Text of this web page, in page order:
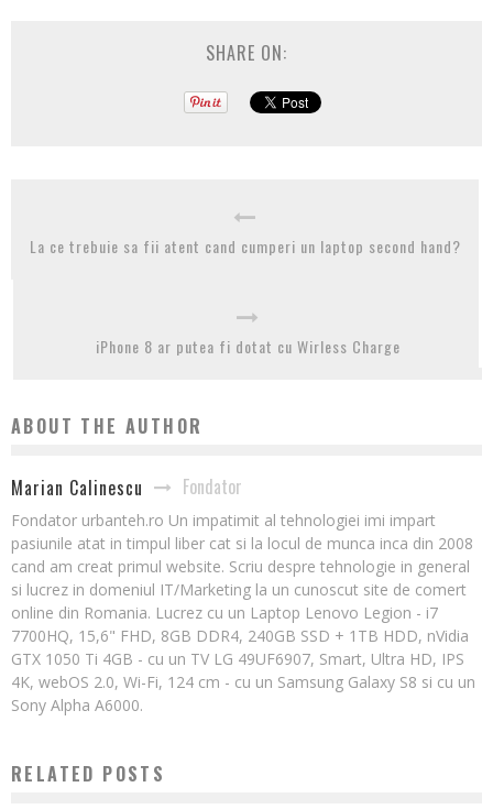
SHARE ON:
La ce trebuie sa fii atent cand cumperi un laptop second hand?
iPhone 8 ar putea fi dotat cu Wirless Charge
ABOUT THE AUTHOR
Marian Calinescu Fondator
Fondator urbanteh.ro Un impatimit al tehnologiei imi impart
pasiunile atat in timpul liber cat si la locul de munca inca din 2008
cand am creat primul website. Scriu despre tehnologie in general
si lucrez in domeniul IT/Marketing la un cunoscut site de comert
online din Romania. Lucrez cu un Laptop Lenovo Legion - i7
7700HQ, 15,6" FHD, 8GB DDR4, 240GB SSD + 1TB HDD, nVidia
GTX 1050 Ti 4GB - cu un TV LG 49UF6907, Smart, Ultra HD, IPS
4K, webOS 2.0, Wi-Fi, 124 cm - cu un Samsung Galaxy S8 si cu un
Sony Alpha A6000.
RELATED POSTS